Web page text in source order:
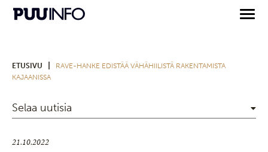
ETUSIVU
RAVE-HANKE EDISTÄÄ VÄHÄHIILISTÄ RAKENTAMISTA
KAJAANISSA
Selaa uutisia
21.10.2022